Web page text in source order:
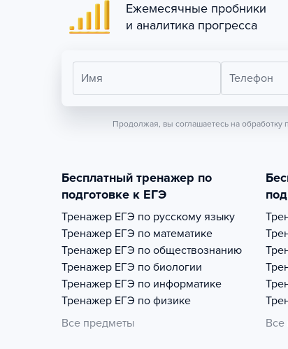
Ежемесячные пробники
и аналитика прогресса
Имя Телефон
Продолжая, вы соглашаетесь на обработку
Бесплатный тренажер по
подготовке к ЕГЭ
Тренажер ЕГЭ по русскому языку
Тренажер ЕГЭ по математике
Тренажер ЕГЭ по обществознанию
Тренажер ЕГЭ по биологии
Тренажер ЕГЭ по информатике
Тренажер ЕГЭ по физике
Все предметы
Все